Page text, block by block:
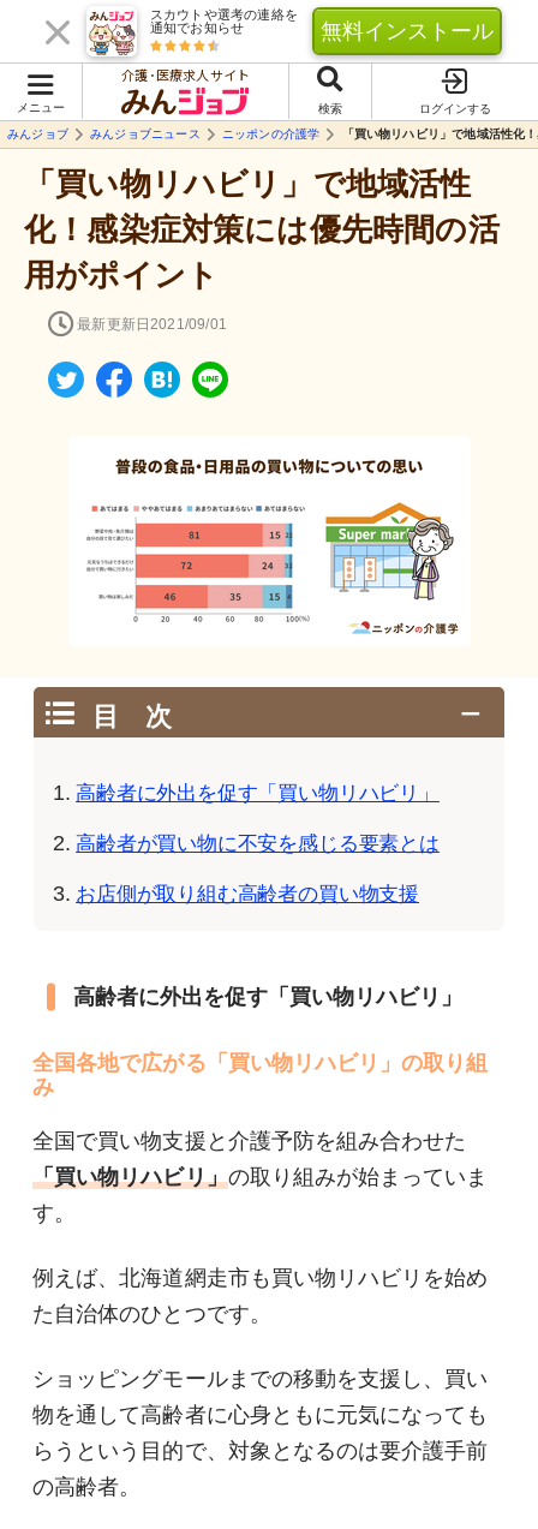
スカウトや選考の連絡を
通知でお知らせ
無料インストール
メニュー
介護･医療求人サイト
検索
ログインする
みんジョブ
みんジョブニュース ニッポンの介護学 「買い物リハビリ」で地域活性化
「買い物リハビリ」で地域活性
化！感染症対策には優先時間の活
用がポイント
最新更新日2021/09/01
目 次
高齢者に外出を促す「買い物リハビリ」
高齢者が買い物に不安を感じる要素とは
お店側が取り組む高齢者の買い物支援
高齢者に外出を促す「買い物リハビリ」
全国各地で広がる「買い物リハビリ」の取り組
み
全国で買い物支援と介護予防を組み合わせた
「買い物リハビリ」の取り組みが始まっていま
す。
例えば、北海道網走市も買い物リハビリを始め
た自治体のひとつです。
ショッピングモールまでの移動を支援し、買い
物を通して高齢者に心身ともに元気になっても
らうという目的で、対象となるのは要介護手前
の高齢者。